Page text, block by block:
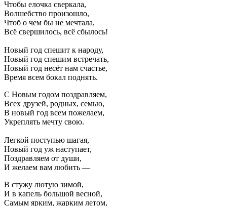
Чтобы елочка сверкала,
Волшебство произошло,
Чтоб о чем бы не мечтала,
Всё свершилось, всё сбылось!
Новый год спешит к народу,
Новый год спешим встречать,
Новый год несёт нам счастье,
Время всем бокал поднять.
С Новым годом поздравляем,
Всех друзей, родных, семью,
В новый год всем пожелаем,
Укреплять мечту свою.
Легкой поступью шагая,
Новый год уж наступает,
Поздравляем от души,
И желаем вам любить —
В стужу лютую зимой,
И в капель большой весной,
Самым ярким, жарким летом,